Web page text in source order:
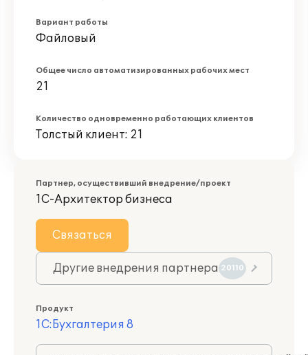
Вариант работы
Файловый
Общее число автоматизированных рабочих мест
21
Количество одновременно работающих клиентов
Толстый клиент: 21
Партнер, осуществивший внедрение/проект
1С-Архитектор бизнеса
Связаться
Другие внедрения партнера 20110
Продукт
1С:Бухгалтерия 8